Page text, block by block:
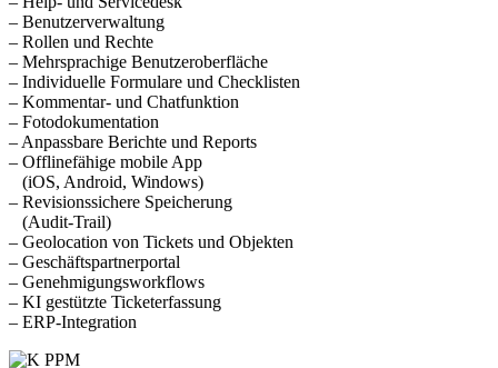
– Benutzerverwaltung
– Rollen und Rechte
– Mehrsprachige Benutzeroberfläche
– Individuelle Formulare und Checklisten
– Kommentar- und Chatfunktion
– Fotodokumentation
– Anpassbare Berichte und Reports
– Offlinefähige mobile App
(iOS, Android, Windows)
– Revisionssichere Speicherung
(Audit-Trail)
– Geolocation von Tickets und Objekten
– Geschäftspartnerportal
– Genehmigungsworkflows
– KI gestützte Ticketerfassung
– ERP-Integration